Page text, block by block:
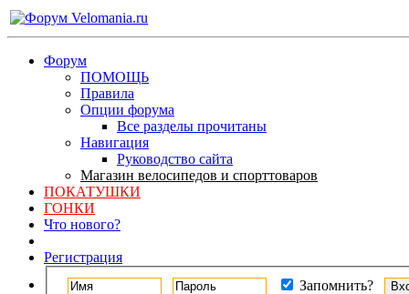
Форум
ПОМОЩЬ
Правила
Опции форума
Все разделы прочитаны
Навигация
Руководство сайта
Магазин велосипедов и спорттоваров
ПОКАТУШКИ
ГОНКИ
Что нового?
Регистрация
Запомнить?